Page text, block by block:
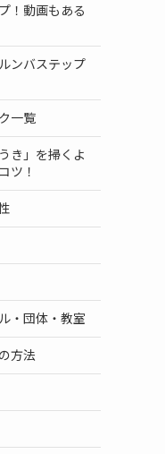
！動画もある
ンバステップ
一覧
き」を掃くよ
ツ！
・団体・教室
方法